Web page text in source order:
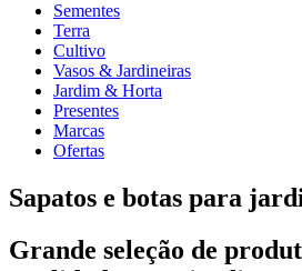
Sementes
Terra
Cultivo
Vasos & Jardineiras
Jardim & Horta
Presentes
Marcas
Ofertas
Sapatos e botas para
Grande seleção de